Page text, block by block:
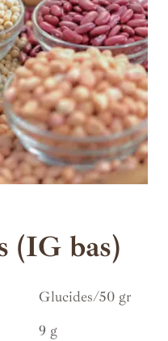
(IG bas)
Glucides/50 gr
9 g